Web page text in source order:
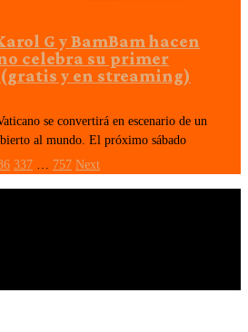
G y BamBam hacen
celebra su primer
y en streaming)
se convertirá en escenario de un
al mundo. El próximo sábado
337 … 757 Next